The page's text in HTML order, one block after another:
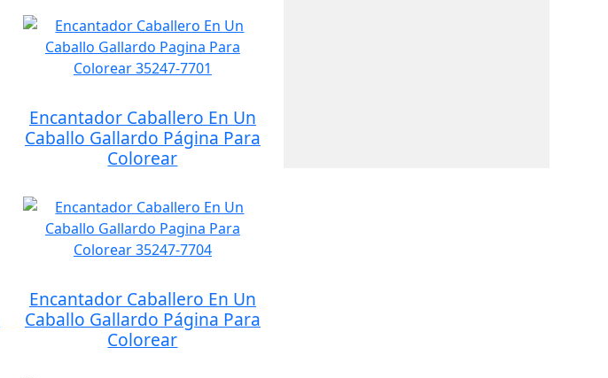
Encantador Caballero En Un
Caballo Gallardo Página Para
Colorear
Encantador Caballero En Un
Caballo Gallardo Página Para
Colorear